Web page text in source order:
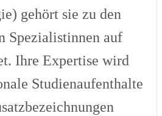
gehört sie zu den
Spezialistinnen auf
Ihre Expertise wird
Studienaufenthalte